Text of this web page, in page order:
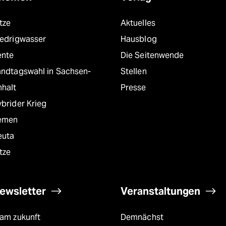
in Sachsen-
Krieg
Aktuelles
Hausblog
Die Seitenwende
Stellen
Presse
zukunft
Veranstaltungen
Demnächst